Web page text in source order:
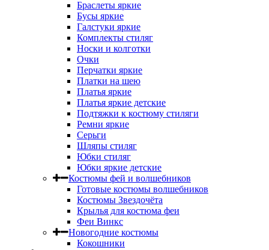
Браслеты яркие
Бусы яркие
Галстуки яркие
Комплекты стиляг
Носки и колготки
Очки
Перчатки яркие
Платки на шею
Платья яркие
Платья яркие детские
Подтяжки к костюму стиляги
Ремни яркие
Серьги
Шляпы стиляг
Юбки стиляг
Юбки яркие детские
Костюмы фей и волшебников
Готовые костюмы волшебников
Костюмы Звездочёта
Крылья для костюма феи
Феи Винкс
Новогодние костюмы
Кокошники